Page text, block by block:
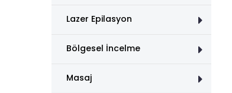
Lazer Epilasyon
Bölgesel İncelme
Masaj